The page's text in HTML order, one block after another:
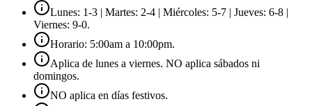
Lunes: 1-3 | Martes: 2-4 | Miércoles: 5-7 | Jueves: 6-8 |
Viernes: 9-0.
Horario: 5:00am a 10:00pm.
Aplica de lunes a viernes. NO aplica sábados ni
domingos.
NO aplica en días festivos.